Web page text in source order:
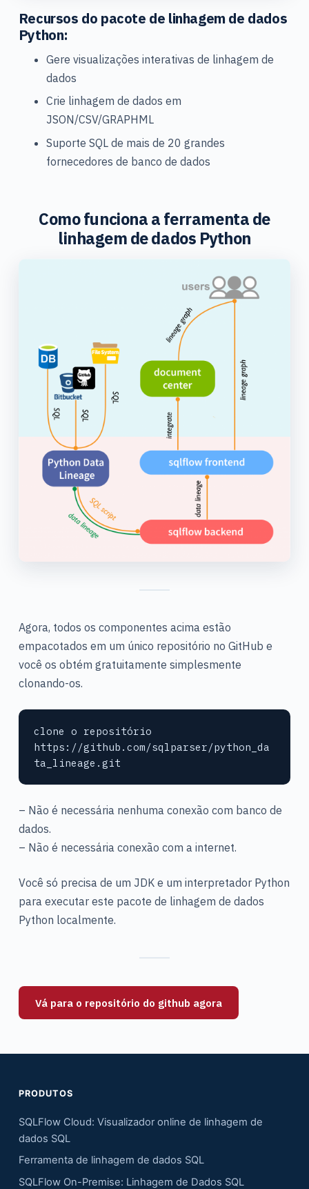
Recursos do pacote de linhagem de dados
Python:
Gere visualizações interativas de linhagem de
dados
Crie linhagem de dados em
JSON/CSV/GRAPHML
Suporte SQL de mais de 20 grandes
fornecedores de banco de dados
Como funciona a ferramenta de
linhagem de dados Python
Agora, todos os componentes acima estão
empacotados em um único repositório no GitHub e
você os obtém gratuitamente simplesmente
clonando-os.
clone o repositório
https://github.com/sqlparser/python_da
ta_lineage.git
– Não é necessária nenhuma conexão com banco de
dados.
– Não é necessária conexão com a internet.
Você só precisa de um JDK e um interpretador Python
para executar este pacote de linhagem de dados
Python localmente.
Vá para o repositório do github agora
PRODUTOS
SQLFlow Cloud: Visualizador online de linhagem de
dados SQL
Ferramenta de linhagem de dados SQL
SQLFlow On-Premise: Linhagem de Dados SQL